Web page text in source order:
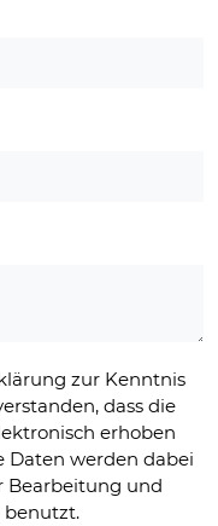
zur Kenntnis
dass die
erhoben
Daten werden dabei
Bearbeitung und